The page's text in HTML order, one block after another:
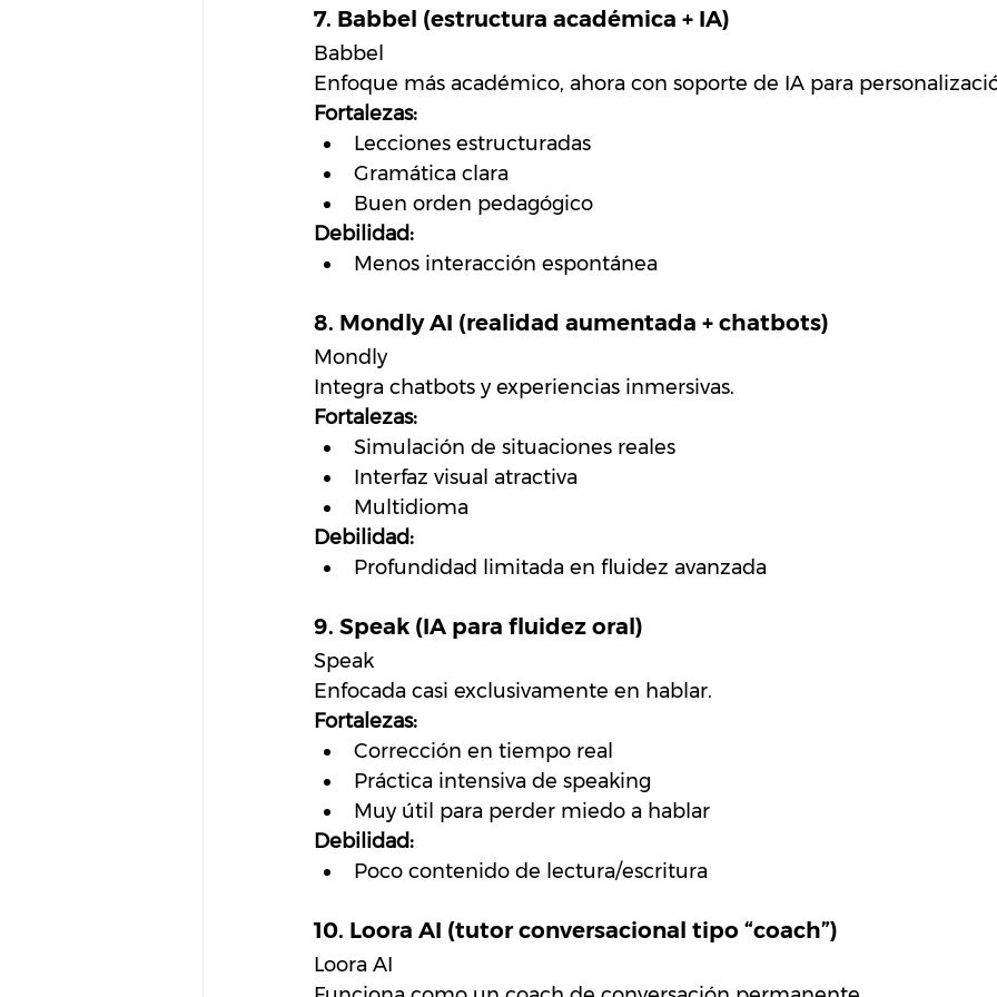
7. Babbel (estructura académica + IA)
Babbel
Enfoque más académico, ahora con soporte de IA para
Fortalezas:
Lecciones estructuradas
Gramática clara
Buen orden pedagógico
Debilidad:
Menos interacción espontánea
8. Mondly AI (realidad aumentada + chatbots)
Mondly
Integra chatbots y experiencias inmersivas.
Fortalezas:
Simulación de situaciones reales
Interfaz visual atractiva
Multidioma
Debilidad:
Profundidad limitada en fluidez avanzada
9. Speak (IA para fluidez oral)
Speak
Enfocada casi exclusivamente en hablar.
Fortalezas:
Corrección en tiempo real
Práctica intensiva de speaking
Muy útil para perder miedo a hablar
Debilidad:
Poco contenido de lectura/escritura
10. Loora AI (tutor conversacional tipo “coach”)
Loora AI